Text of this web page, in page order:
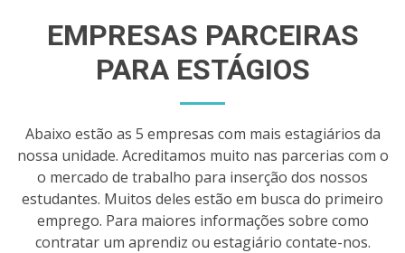
EMPRESAS PARCEIRAS
PARA ESTÁGIOS
Abaixo estão as 5 empresas com mais estagiários da
nossa unidade. Acreditamos muito nas parcerias com o
o mercado de trabalho para inserção dos nossos
estudantes. Muitos deles estão em busca do primeiro
emprego. Para maiores informações sobre como
contratar um aprendiz ou estagiário contate-nos.